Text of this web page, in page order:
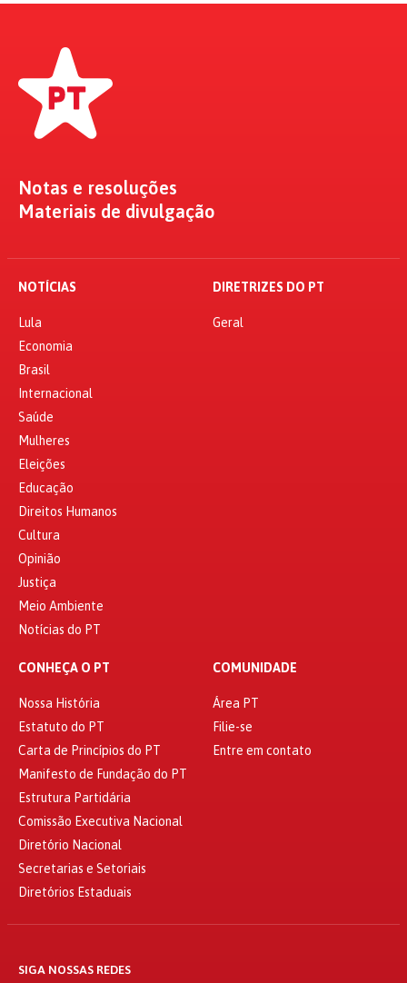
Notas e resoluções
Materiais de divulgação
NOTÍCIAS
Lula
Economia
Brasil
Internacional
Saúde
Mulheres
Eleições
Educação
Direitos Humanos
Cultura
Opinião
Justiça
Meio Ambiente
Notícias do PT
DIRETRIZES DO PT
Geral
CONHEÇA O PT
Nossa História
Estatuto do PT
Carta de Princípios do PT
Manifesto de Fundação do PT
Estrutura Partidária
Comissão Executiva Nacional
Diretório Nacional
Secretarias e Setoriais
Diretórios Estaduais
COMUNIDADE
Área PT
Filie-se
Entre em contato
SIGA NOSSAS REDES